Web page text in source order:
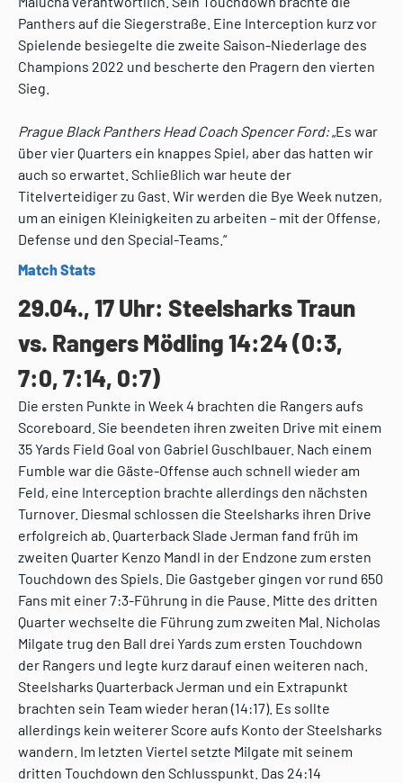
Panthers auf die Siegerstraße. Eine Interception kurz vor
Spielende besiegelte die zweite Saison-Niederlage des
Champions 2022 und bescherte den Pragern den vierten
Sieg.
Prague Black Panthers Head Coach Spencer Ford:„Es war
über vier Quarters ein knappes Spiel, aber das hatten wir
auch so erwartet. Schließlich war heute der
Titelverteidiger zu Gast. Wir werden die Bye Week nutzen,
um an einigen Kleinigkeiten zu arbeiten – mit der Offense,
Defense und den Special-Teams.“
Match Stats
29.04., 17 Uhr: Steelsharks Traun
vs. Rangers Mödling 14:24 (0:3,
7:0, 7:14, 0:7)
Die ersten Punkte in Week 4 brachten die Rangers aufs
Scoreboard. Sie beendeten ihren zweiten Drive mit einem
35 Yards Field Goal von Gabriel Guschlbauer. Nach einem
Fumble war die Gäste-Offense auch schnell wieder am
Feld, eine Interception brachte allerdings den nächsten
Turnover. Diesmal schlossen die Steelsharks ihren Drive
erfolgreich ab. Quarterback Slade Jerman fand früh im
zweiten Quarter Kenzo Mandl in der Endzone zum ersten
Touchdown des Spiels. Die Gastgeber gingen vor rund 650
Fans mit einer 7:3-Führung in die Pause. Mitte des dritten
Quarter wechselte die Führung zum zweiten Mal. Nicholas
Milgate trug den Ball drei Yards zum ersten Touchdown
der Rangers und legte kurz darauf einen weiteren nach.
Steelsharks Quarterback Jerman und ein Extrapunkt
brachten sein Team wieder heran (14:17). Es sollte
allerdings kein weiterer Score aufs Konto der Steelsharks
wandern. Im letzten Viertel setzte Milgate mit seinem
dritten Touchdown den Schlusspunkt. Das 24:14